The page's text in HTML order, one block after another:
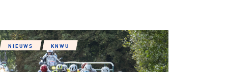
NIEUWS KNWU